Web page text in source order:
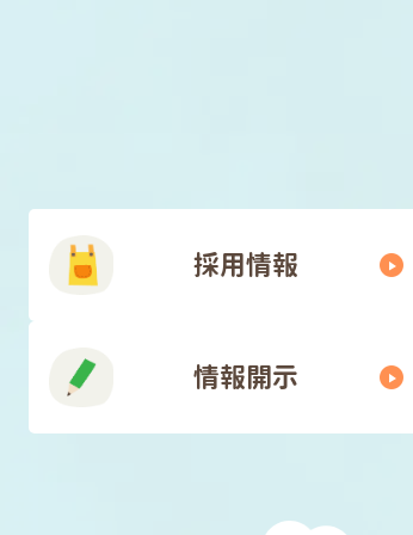
採用情報
情報開示